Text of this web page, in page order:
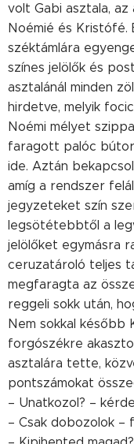
volt Gabi asztala,
Noémié és Kristófé.
széktámlára
színes jelölők és
asztalánál minden
hirdetve, melyik
Noémi mélyet
faragott palóc
ide. Aztán
amíg a rendszer
jegyzeteket szín
legsötétebbtől a
jelölőket egymásra
ceruzatároló teljes
megfaragta az
reggeli sokk után,
Nem sokkal később
forgószékre
asztalára tette,
pontszámokat
– Unatkozol? –
– Csak dobozolok –